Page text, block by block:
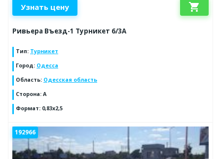
Узнать цену shopping_cart
Ривьера Въезд-1 Турникет 6/3А
Тип: Турникет
Город: Одесса
Область: Одесская область
Сторона: A
Формат: 0,83х2,5
192966